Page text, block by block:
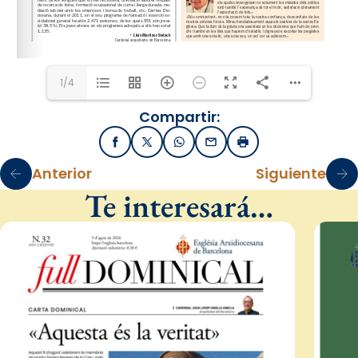
1/4
Compartir:
FacebookX / TwitterWhatsApp
EmailImprimir
Anterior Siguiente
Te interesará…